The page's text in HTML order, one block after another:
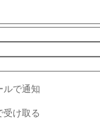
ルで通知
受け取る